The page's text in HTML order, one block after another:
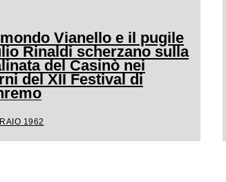
Vianello e il pugile
Rinaldi scherzano sulla
del Casinò nei
del XII Festival di
1962